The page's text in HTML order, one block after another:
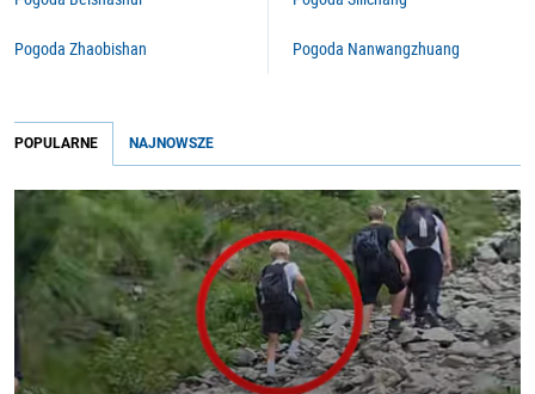
Pogoda Zhaobishan Pogoda Nanwangzhuang
POPULARNE NAJNOWSZE